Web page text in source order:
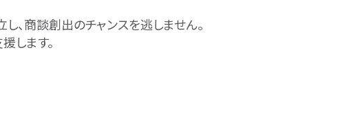
、商談創出のチャンスを逃しません。
します。